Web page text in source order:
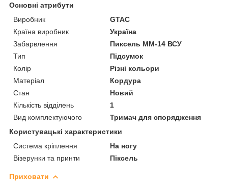
Основні атрибути
Виробник
GTAC
Країна виробник
Україна
Забарвлення
Пиксель ММ-14 ВСУ
Тип
Підсумок
Колір
Різні кольори
Матеріал
Кордура
Стан
Новий
Кількість відділень
1
Вид комплектуючого
Тримач для спорядження
Користувацькі характеристики
Система кріплення
На ногу
Візерунки та принти
Піксель
Приховати